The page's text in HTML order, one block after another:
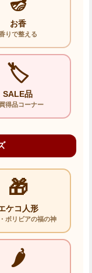
お香
りで整える
🏷️
SALE品
得品コーナー
🎁
ケコ人形
ボリビアの福の神
🌶️